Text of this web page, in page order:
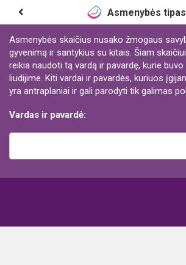
Asmenybės tipas
Asmenybės skaičius nusako žmogaus
gyvenimą ir santykius su kitais. Šiam
reikia naudoti tą vardą ir pavardę, kurie
liudijime. Kiti vardai ir pavardės, kuriuos
yra antraplaniai ir gali parodyti tik galimas
Vardas ir pavardė: